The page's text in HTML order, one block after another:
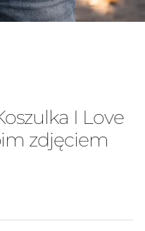
I Love
zdjęciem